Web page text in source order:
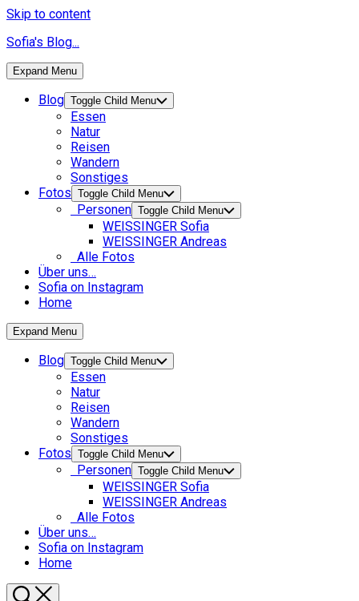
Skip to content
Sofia's Blog...
Expand Menu
Blog Toggle Child Menu
Essen
Natur
Reisen
Wandern
Sonstiges
Fotos Toggle Child Menu
Personen Toggle Child Menu
WEISSINGER Sofia
WEISSINGER Andreas
Alle Fotos
Über uns…
Sofia on Instagram
Home
Expand Menu
Blog Toggle Child Menu
Essen
Natur
Reisen
Wandern
Sonstiges
Fotos Toggle Child Menu
Personen Toggle Child Menu
WEISSINGER Sofia
WEISSINGER Andreas
Alle Fotos
Über uns…
Sofia on Instagram
Home